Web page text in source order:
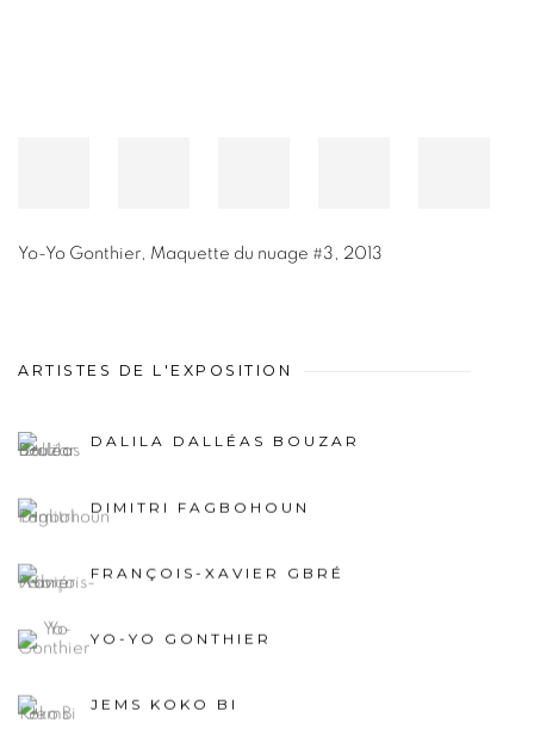
Yo-Yo Gonthier Maquette du nuage #3 2013
ARTISTES DE L'EXPOSITION
DALILA DALLÉAS BOUZAR
DIMITRI FAGBOHOUN
FRANÇOIS-XAVIER GBRÉ
YO-YO GONTHIER
JEMS KOKO BI